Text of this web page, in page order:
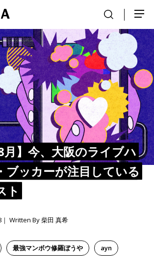
月】今、大阪のライブハ
ブッカーが注目している
ト
最強マンボウ修羅ぼうや ayn
Written By 柴田 真希